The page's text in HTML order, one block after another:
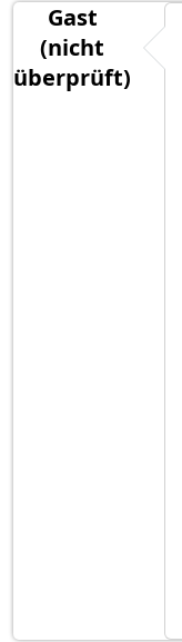
Gast
(nicht
überprüft)